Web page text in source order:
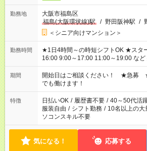
勤務地
大阪市福島区
福島(大阪環状線)駅
/ 野田阪神駅 /
＜シニア向けマンション＞
勤務時間
★1日4時間～の時短シフトOK ★スタート時間選べます！ 7:00～
16:00 9:00～17:00 11:00～19:00 など 残業なし
場合、他のお仕事と合わせ週40時間
ん ※法令に基づき、週20時間以上勤
となります ※労働者派遣法（日雇い派
短時間・短期間の就業はご案内が難
期間
開始日はご相談ください！ ★急募
でも働けます！
特徴 日払いOK / 履歴書不要 / 40～50代活
服装自由 / シフト勤務 / 10名以上の大
ソコンスキル不要
気になる！ 応募する